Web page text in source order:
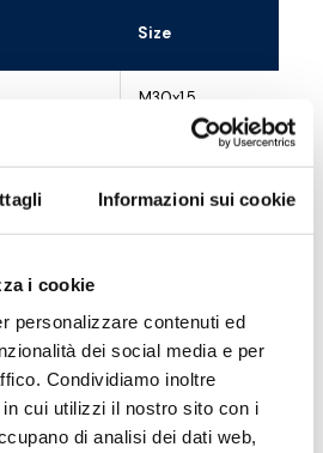
Informazioni sui cookie
i cookie
personalizzare contenuti ed
dei social media e per
Condividiamo inoltre
cui utilizzi il nostro sito con i
di analisi dei dati web,
Size
M30x1,5